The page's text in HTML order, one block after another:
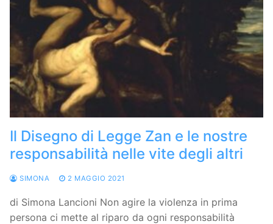
Il Disegno di Legge Zan e le nostre
responsabilità nelle vite degli altri
SIMONA 2 MAGGIO 2021
di Simona Lancioni Non agire la violenza in prima
persona ci mette al riparo da ogni responsabilità